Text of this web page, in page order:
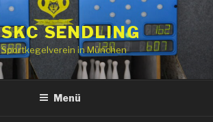
SKC SENDLING
Sportkegelverein in München
Menü